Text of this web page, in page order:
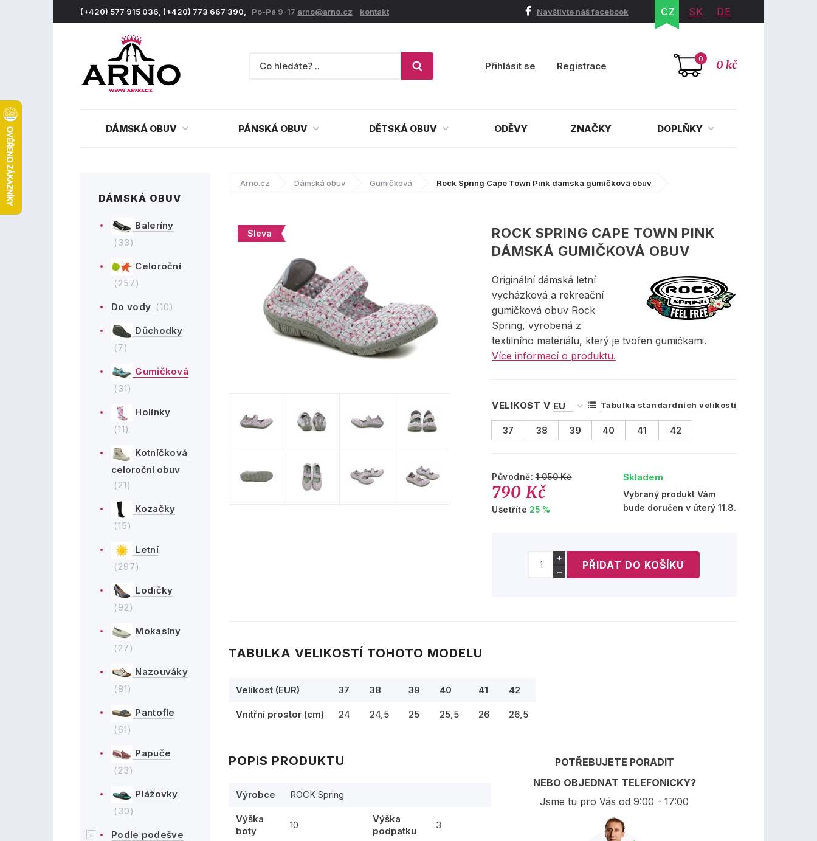
(+420) 577 915 036, (+420) 773 667 390, Po-Pá 9-17 arno@arno.cz kontakt Navštivte náš facebook CZ SK DE
0 0 kč
Přihlásit se Registrace
DÁMSKÁ OBUV PÁNSKÁ OBUV DĚTSKÁ OBUV ODĚVY ZNAČKY DOPLŇKY
DÁMSKÁ OBUV
Baleríny
(33)
Celoroční
(257)
Do vody (10)
Důchodky
(7)
Gumičková
(31)
Holínky
(11)
Kotníčková
celoroční obuv
(21)
Kozačky
(15)
Letní
(297)
Lodičky
(92)
Mokasíny
(27)
Nazouváky
(81)
Pantofle
(61)
Papuče
(23)
Plážovky
(30)
Podle podešve
Arno.cz Dámská obuv Gumičková Rock Spring Cape Town Pink dámská gumičková obuv
Sleva
ROCK SPRING CAPE TOWN PINK
DÁMSKÁ GUMIČKOVÁ OBUV
Originální dámská letní
vycházková a rekreační
gumičková obuv Rock
Spring, vyrobená z
textilního materiálu, který je tvořen gumičkami.
Více informací o produktu.
VELIKOST V Tabulka standardních velikostí
37 38 39 40 41 42
Původně:1 050 Kč
790 Kč
Ušetříte 25 %
Skladem
Vybraný produkt Vám
bude doručen v úterý 11.8.
+
−
TABULKA VELIKOSTÍ TOHOTO MODELU
Velikost (EUR) 37 38 39 40 41 42
Vnitřní prostor (cm) 24 24,5 25 25,5 26 26,5
POPIS PRODUKTU
Výrobce ROCK Spring
Výška
boty
10
Výška
podpatku
3
POTŘEBUJETE PORADIT
NEBO OBJEDNAT TELEFONICKY?
Jsme tu pro Vás od 9:00 - 17:00